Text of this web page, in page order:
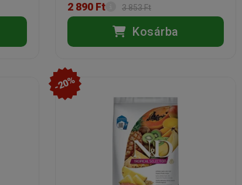
2 890 Ft 3 853 Ft
Kosárba
-20%